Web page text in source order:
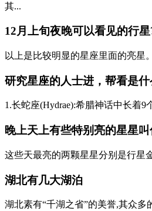
其...
12月上旬夜晚可以看见的行星
以上是比较明显的星座里面的亮星
研究星座的人士进，帮看是
1.长蛇座(Hydrae):希腊神话中长着
晚上天上有些特别亮的星星
这些天最亮的两颗星星分别是行星
湖北有几大湖泊
湖北素有“千湖之省”的美誉,其众